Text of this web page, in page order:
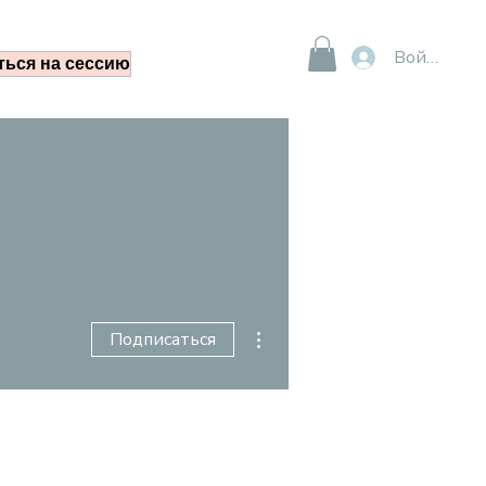
на сессию Войти
Подписаться